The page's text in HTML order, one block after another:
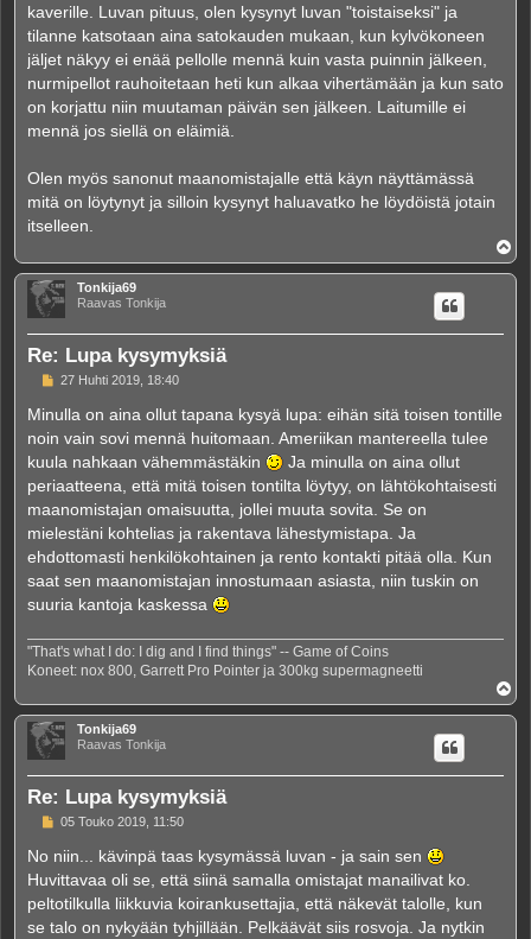
kaverille. Luvan pituus, olen kysynyt luvan "toistaiseksi" ja
tilanne katsotaan aina satokauden mukaan, kun kylvökoneen
jäljet näkyy ei enää pellolle mennä kuin vasta puinnin jälkeen,
nurmipellot rauhoitetaan heti kun alkaa vihertämään ja kun sato
on korjattu niin muutaman päivän sen jälkeen. Laitumille ei
mennä jos siellä on eläimiä.
Olen myös sanonut maanomistajalle että käyn näyttämässä
mitä on löytynyt ja silloin kysynyt haluavatko he löydöistä jotain
itselleen.
l
ö
Tonkija69
Raavas Tonkija
Re: Lupa kysymyksiä
V
e
s
t
i
27 Huhti 2019, 18:40
Minulla on aina ollut tapana kysyä lupa: eihän sitä toisen tontille
noin vain sovi mennä huitomaan. Ameriikan mantereella tulee
kuula nahkaan vähemmästäkin
Ja minulla on aina ollut
periaatteena, että mitä toisen tontilta löytyy, on lähtökohtaisesti
maanomistajan omaisuutta, jollei muuta sovita. Se on
mielestäni kohtelias ja rakentava lähestymistapa. Ja
ehdottomasti henkilökohtainen ja rento kontakti pitää olla. Kun
saat sen maanomistajan innostumaan asiasta, niin tuskin on
suuria kantoja kaskessa
"That's what I do: I dig and I find things" -- Game of Coins
Koneet: nox 800, Garrett Pro Pointer ja 300kg supermagneetti
l
ö
Tonkija69
Raavas Tonkija
Re: Lupa kysymyksiä
V
e
s
t
05 Touko 2019, 11:50
No niin... kävinpä taas kysymässä luvan - ja sain sen
Huvittavaa oli se, että siinä samalla omistajat manailivat ko.
peltotilkulla liikkuvia koirankusettajia, että näkevät talolle, kun
se talo on nykyään tyhjillään. Pelkäävät siis rosvoja. Ja nytkin